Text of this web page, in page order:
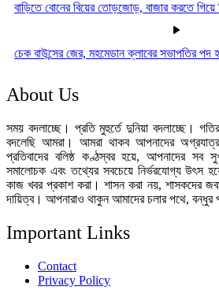
বাড়িতে বোনের বিয়ের তোড়জোড়, বাজার করতে গিয়ে
চেক বাউন্সের জের, মহমেডান ক্লাবের সভাপতির পদ
About Us
সময় বদলাচ্ছে। প্রতি মুহুর্তে দুনিয়া বদলাচ্ছে।
বদলেছি আমরা। আমরা থাকব আপনাদের
প্রতিবাদের বলিষ্ঠ কণ্ঠস্বর হয়ে, আপনাদের সব
সমালোচক এবং তথ্যের সবচেয়ে নির্ভরযোগ্য উ‍ৎস
কাজ খবর প্রকাশ করা। শাসন করা নয়, শাসকদের
দায়িত্ব। আপনারাও থাকুন আমাদের চলার পথে, বন্ধুর
Important Links
Contact
Privacy Policy